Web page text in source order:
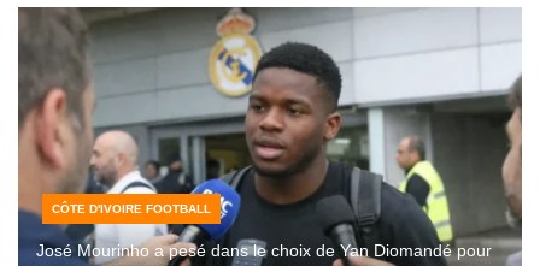
CÔTE D'IVOIRE FOOTBALL
José Mourinho a pesé dans le choix de Yan Diomandé pour